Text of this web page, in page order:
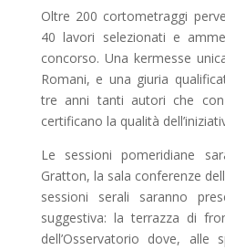
Oltre 200 cortometraggi
40 lavori selezionati e
concorso. Una kermesse
Romani, e una giuria
tre anni tanti autori che
certificano la qualità
Le sessioni pomeridiane
Gratton, la sala conferenze
sessioni serali saranno
suggestiva: la terrazza di
dell’Osservatorio dove, alle